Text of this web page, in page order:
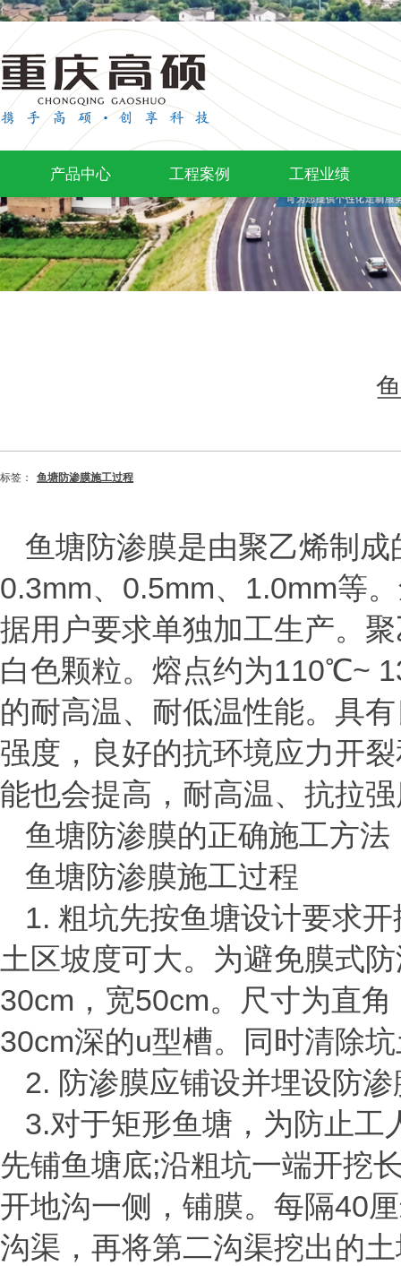
产品中心 工程案例 工程业绩
标签： 鱼塘防渗膜施工过程
鱼塘防渗膜是由聚乙烯制
0.3mm、 0.5mm、 1.0mm等
据用户要求单独加工生产。
白色颗粒。熔点约为110℃~
的耐高温、耐低温性能。具
强度，良好的抗环境应力开
能也会提高，耐高温、抗拉
鱼塘防渗膜的正确施工方法
鱼塘防渗膜施工过程
1. 粗坑先按鱼塘设计要求
土区坡度可大。为避免膜式
30cm ，宽50cm。尺寸为直
30cm深的u型槽。同时清除
2. 防渗膜应铺设并埋设防渗
3.对于矩形鱼塘，为防止工
先铺鱼塘底;沿粗坑一端开挖
开地沟一侧，铺膜。每隔40
沟渠，再将第二沟渠挖出的